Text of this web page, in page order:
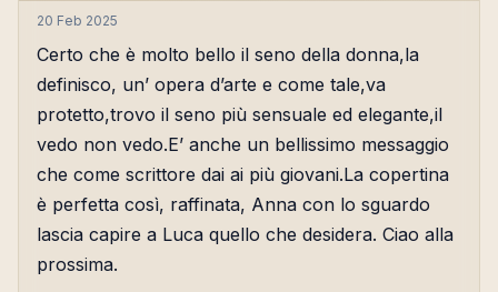
20 Feb 2025
Certo che è molto bello il seno della donna,la
definisco, un’ opera d’arte e come tale,va
protetto,trovo il seno più sensuale ed elegante,il
vedo non vedo.E’ anche un bellissimo messaggio
che come scrittore dai ai più giovani.La copertina
è perfetta così, raffinata, Anna con lo sguardo
lascia capire a Luca quello che desidera. Ciao alla
prossima.